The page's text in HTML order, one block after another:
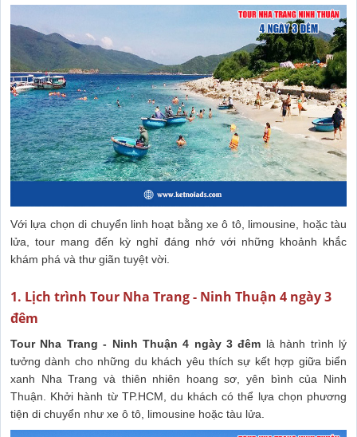
Với lựa chọn di chuyển linh hoạt bằng xe ô tô, limousine, hoặc tàu
lửa, tour mang đến kỳ nghỉ đáng nhớ với những khoảnh khắc
khám phá và thư giãn tuyệt vời.
1. Lịch trình Tour Nha Trang - Ninh Thuận 4 ngày 3
đêm
Tour Nha Trang - Ninh Thuận 4 ngày 3 đêm là hành trình lý
tưởng dành cho những du khách yêu thích sự kết hợp giữa biển
xanh Nha Trang và thiên nhiên hoang sơ, yên bình của Ninh
Thuận. Khởi hành từ TP.HCM, du khách có thể lựa chọn phương
tiện di chuyển như xe ô tô, limousine hoặc tàu lửa.